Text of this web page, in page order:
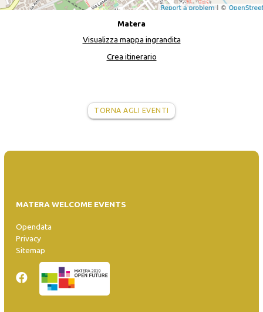
Matera
Visualizza mappa ingrandita
Crea itinerario
TORNA AGLI EVENTI
MATERA WELCOME EVENTS
Opendata
Privacy
Sitemap